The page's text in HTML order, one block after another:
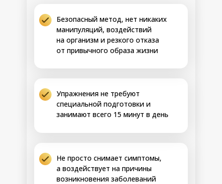
Упражнения не требуют
специальной подготовки и
занимают всего 15 минут в день
Не просто снимает симптомы,
а воздействует на причины
возникновения заболеваний
Безопасный метод, нет никаких
манипуляций, воздействий
на организм и резкого отказа
от привычного образа жизни
• Купирование
спастических зон в
области гортани и
пищевода
мышечного тонуса ног,
коленных и
тазобедренных
суставов
психоэмоционального
• Исчезновение
головокружений,
уверенность
обмена в системе
пищеварения и
Шаг 1
8-14 день